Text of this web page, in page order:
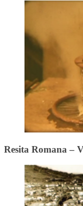
Resita Romana –